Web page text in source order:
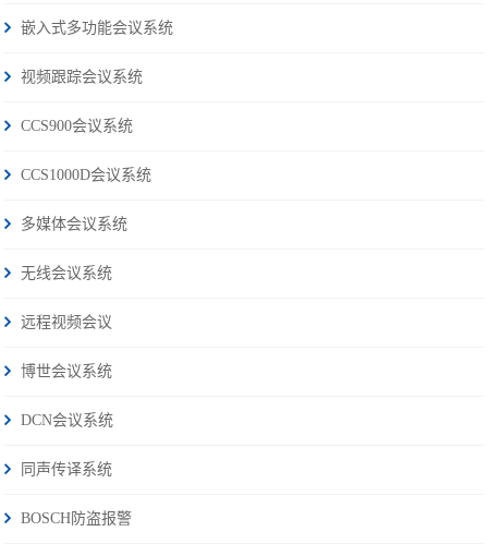
嵌入式多功能会议系统
视频跟踪会议系统
CCS900会议系统
CCS1000D会议系统
多媒体会议系统
无线会议系统
远程视频会议
博世会议系统
DCN会议系统
同声传译系统
BOSCH防盗报警